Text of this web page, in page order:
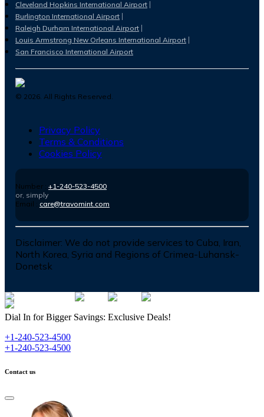
Cleveland Hopkins International Airport
Burlington International Airport
Raleigh Durham International Airport
Louis Armstrong New Orleans International Airport
San Francisco International Airport
© 2026. All Rights Reserved.
Privacy Policy
Terms & Conditions
Cookies Policy
Number : +1-240-523-4500
or, simply
Email : care@travomint.com
Disclaimer: We do not provide services to Cuba, Iran,
North Korea, Syria and Regions of Crimea-Luhansk-
Donetsk
Dial In for Bigger Savings: Exclusive Deals!
+1-240-523-4500
+1-240-523-4500
Contact us